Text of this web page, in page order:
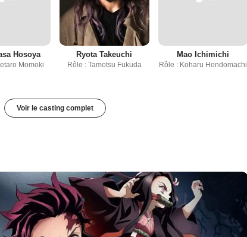
Hosoya
Momoki
Ryota Takeuchi
Rôle : Tamotsu Fukuda
Mao Ichimichi
Rôle : Koharu Hondomachi
Voir le casting complet